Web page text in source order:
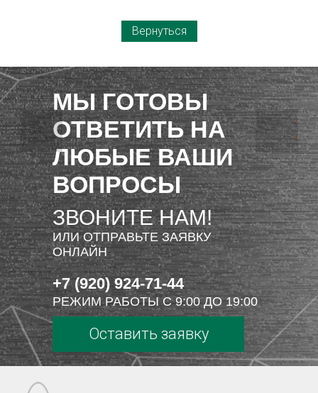
Вернуться
МЫ ГОТОВЫ
ОТВЕТИТЬ НА
ЛЮБЫЕ ВАШИ
ВОПРОСЫ
ЗВОНИТЕ НАМ!
ИЛИ ОТПРАВЬТЕ ЗАЯВКУ
ОНЛАЙН
+7 (920) 924-71-44
РЕЖИМ РАБОТЫ С 9:00 ДО 19:00
Оставить заявку